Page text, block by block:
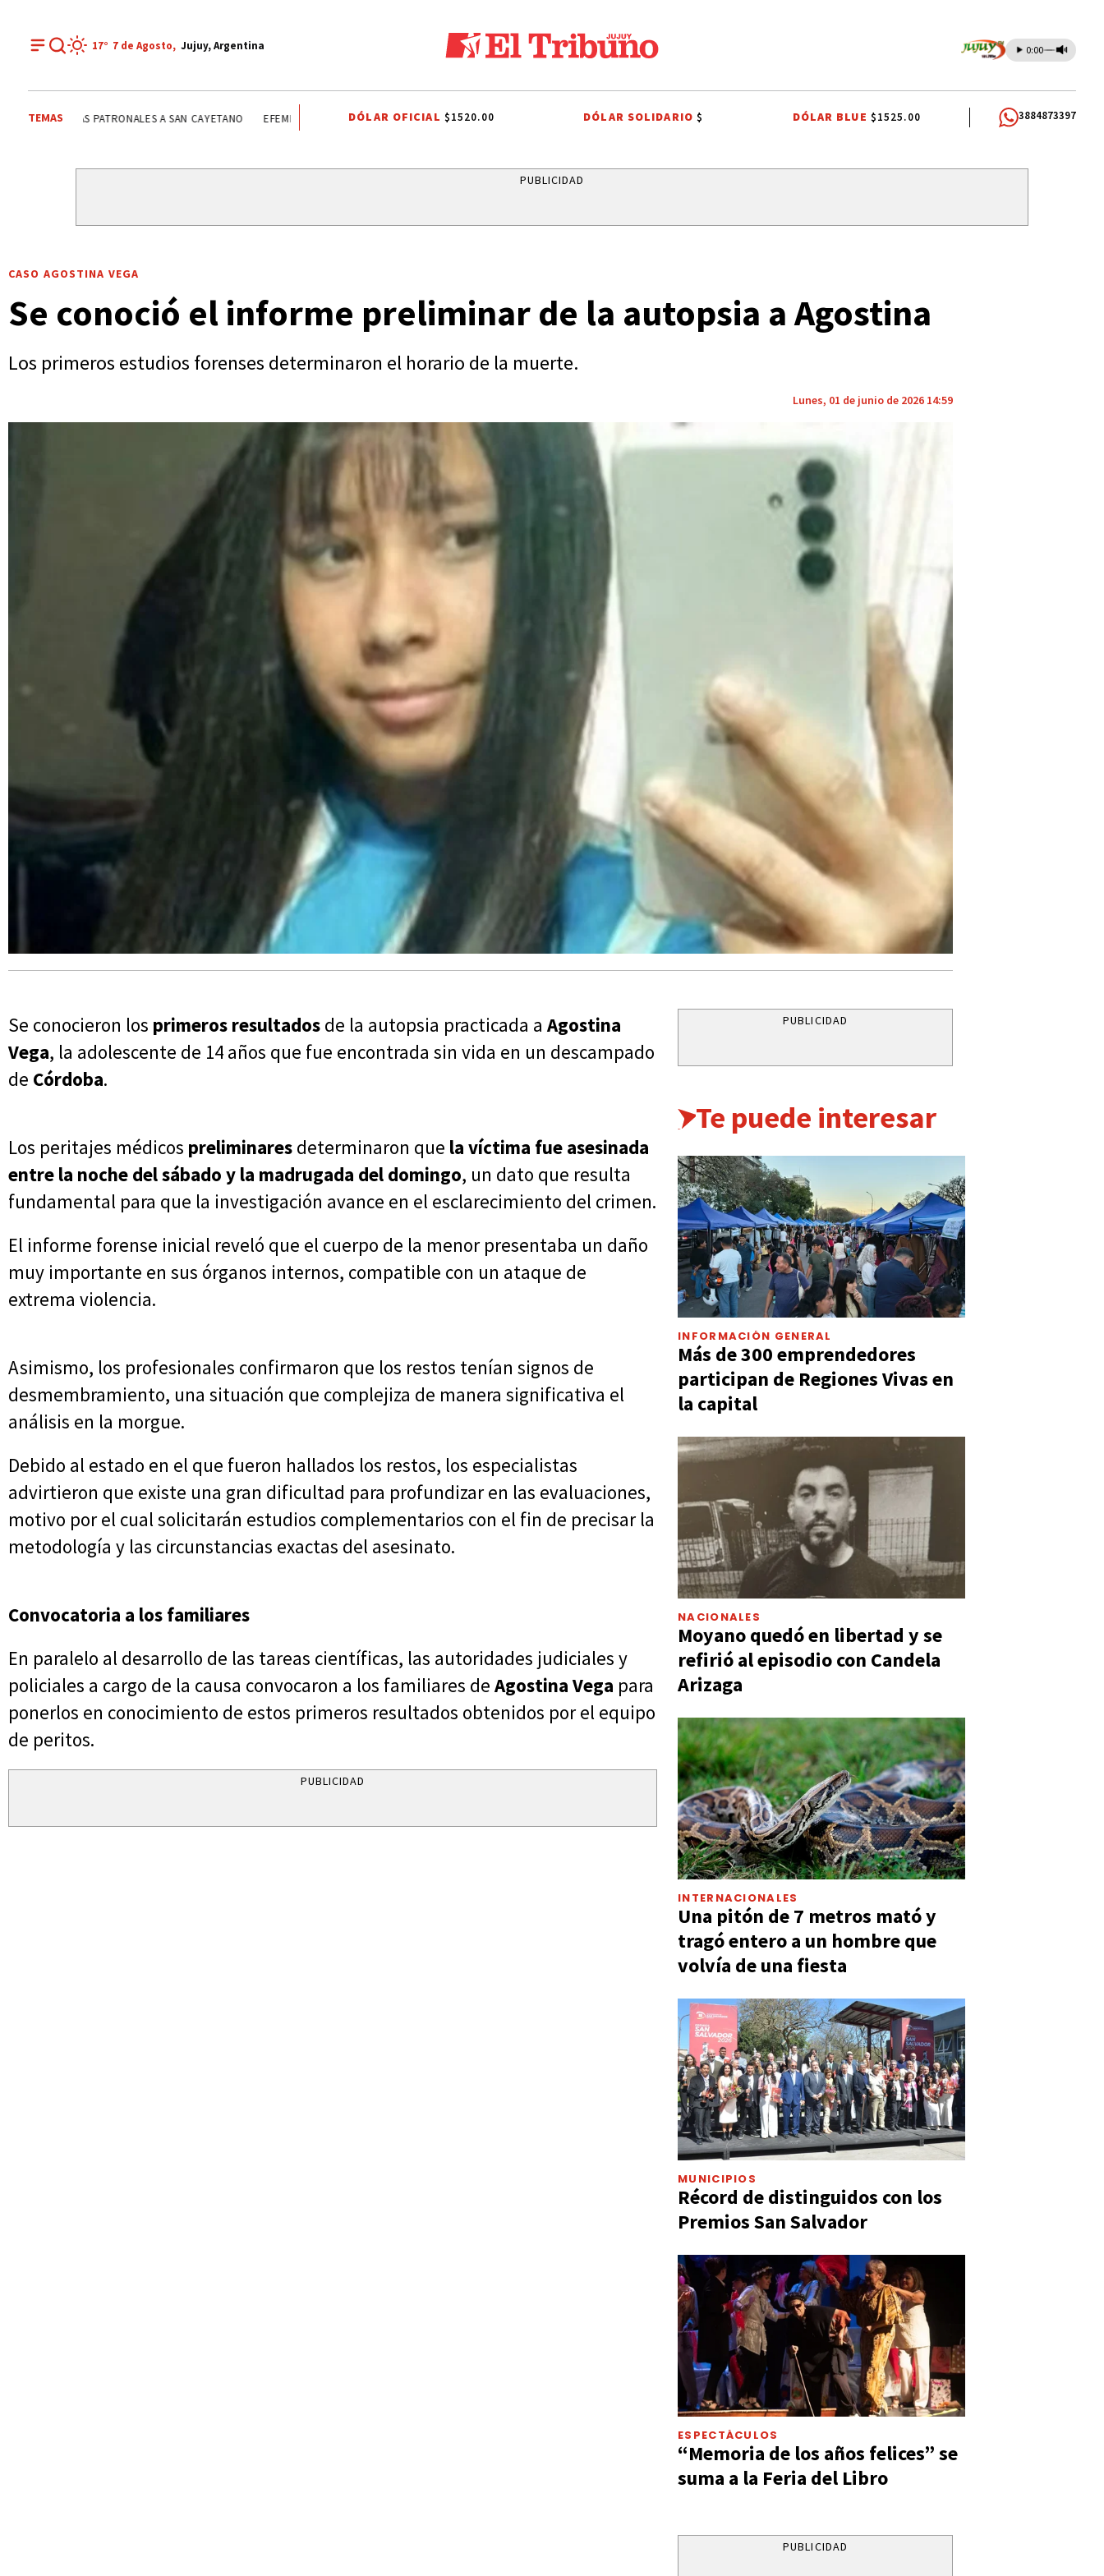
17° 7 de Agosto, Jujuy, Argentina 0:00
TEMAS FIESTAS PATRONALES A SAN CAYETANO FIESTAS PATRONALES A SAN CAYETANO EFEMÉRIDES CONFLICTO PORTUARIO GREMIOS DOCENTES RUBÉN EDUARDO RIVAROLA JORGE GARCÍA CUERVA
DÓLAR OFICIAL $1520.00 DÓLAR SOLIDARIO$ DÓLAR BLUE $1525.00 3884873397
PUBLICIDAD
CASO AGOSTINA VEGA
Se conoció el informe preliminar de la autopsia a Agostina
Los primeros estudios forenses determinaron el horario de la muerte.
Lunes, 01 de junio de 2026 14:59
Se conocieron los primeros resultados de la autopsia practicada a Agostina
Vega, la adolescente de 14 años que fue encontrada sin vida en un descampado
de Córdoba.
Los peritajes médicos preliminares determinaron que la víctima fue asesinada
entre la noche del sábado y la madrugada del domingo, un dato que resulta
fundamental para que la investigación avance en el esclarecimiento del crimen.
El informe forense inicial reveló que el cuerpo de la menor presentaba un daño
muy importante en sus órganos internos, compatible con un ataque de
extrema violencia.
Asimismo, los profesionales confirmaron que los restos tenían signos de
desmembramiento, una situación que complejiza de manera significativa el
análisis en la morgue.
Debido al estado en el que fueron hallados los restos, los especialistas
advirtieron que existe una gran dificultad para profundizar en las evaluaciones,
motivo por el cual solicitarán estudios complementarios con el fin de precisar la
metodología y las circunstancias exactas del asesinato.
Convocatoria a los familiares
En paralelo al desarrollo de las tareas científicas, las autoridades judiciales y
policiales a cargo de la causa convocaron a los familiares de Agostina Vega para
ponerlos en conocimiento de estos primeros resultados obtenidos por el equipo
de peritos.
PUBLICIDAD
PUBLICIDAD
Te puede interesar
INFORMACIÓN GENERAL
Más de 300 emprendedores
participan de Regiones Vivas en
la capital
NACIONALES
Moyano quedó en libertad y se
refirió al episodio con Candela
Arizaga
INTERNACIONALES
Una pitón de 7 metros mató y
tragó entero a un hombre que
volvía de una fiesta
MUNICIPIOS
Récord de distinguidos con los
Premios San Salvador
ESPECTÁCULOS
“Memoria de los años felices” se
suma a la Feria del Libro
PUBLICIDAD